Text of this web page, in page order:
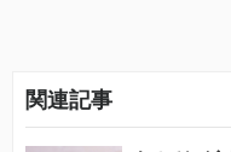
関連記事